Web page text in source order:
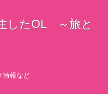
したOL ～旅と
情報など